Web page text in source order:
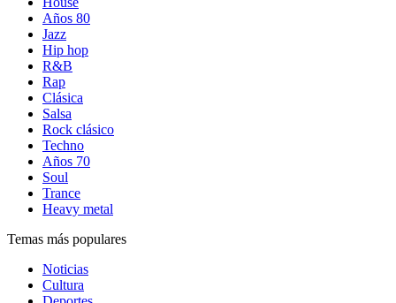
Años 80
Jazz
Hip hop
R&B
Rap
Clásica
Salsa
Rock clásico
Techno
Años 70
Soul
Trance
Heavy metal
Temas más populares
Noticias
Cultura